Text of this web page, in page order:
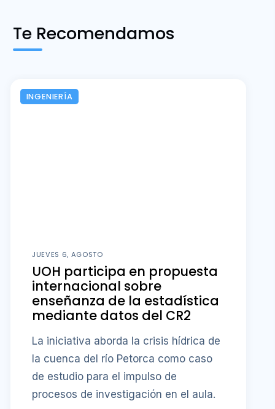
Te Recomendamos
INGENIERÍA
JUEVES 6, AGOSTO
UOH participa en propuesta
internacional sobre
enseñanza de la estadística
mediante datos del CR2
La iniciativa aborda la crisis hídrica de
la cuenca del río Petorca como caso
de estudio para el impulso de
procesos de investigación en el aula.